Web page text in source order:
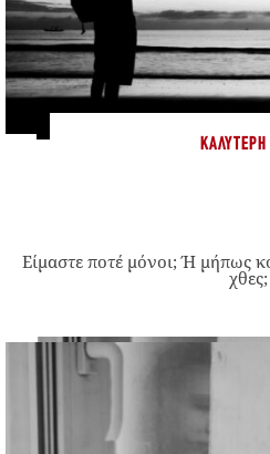
ΚΑΛΎΤΕΡΗ
Είμαστε ποτέ μόνοι; Ή μήπως
χθες;